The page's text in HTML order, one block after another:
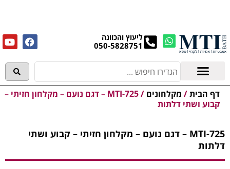
ליעוץ והכוונה
050-5828751
דף הבית/ מקלחונים /
MTI-725 – דגם נועם – מקלחון חזיתי –
קבוע ושתי דלתות
MTI-725 – דגם נועם – מקלחון חזיתי – קבוע ושתי
דלתות